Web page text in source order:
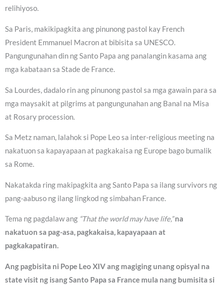
relihiyoso.
Sa Paris, makikipagkita ang pinunong pastol kay French
President Emmanuel Macron at bibisita sa UNESCO.
Pangungunahan din ng Santo Papa ang panalangin kasama ang
mga kabataan sa Stade de France.
Sa Lourdes, dadalo rin ang pinunong pastol sa mga gawain para sa
mga maysakit at pilgrims at pangungunahan ang Banal na Misa
at Rosary procession.
Sa Metz naman, lalahok si Pope Leo sa inter-religious meeting na
nakatuon sa kapayapaan at pagkakaisa ng Europe bago bumalik
sa Rome.
Nakatakda ring makipagkita ang Santo Papa sa ilang survivors ng
pang-aabuso ng ilang lingkod ng simbahan France.
Tema ng pagdalaw ang “That the world may have life,”na
nakatuon sa pag-asa, pagkakaisa, kapayapaan at
pagkakapatiran.
Ang pagbisita ni Pope Leo XIV ang magiging unang opisyal na
state visit ng isang Santo Papa sa France mula nang bumisita si